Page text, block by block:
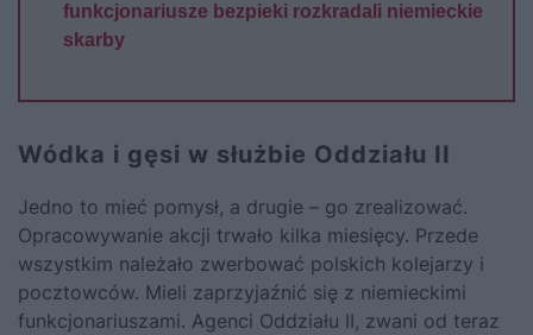
funkcjonariusze bezpieki rozkradali niemieckie
skarby
Wódka i gęsi w służbie Oddziału II
Jedno to mieć pomysł, a drugie – go zrealizować.
Opracowywanie akcji trwało kilka miesięcy. Przede
wszystkim należało zwerbować polskich kolejarzy i
pocztowców. Mieli zaprzyjaźnić się z niemieckimi
funkcjonariuszami. Agenci Oddziału II, zwani od teraz